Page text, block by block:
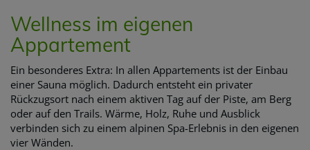
Wellness im eigenen
Appartement
Ein besonderes Extra: In allen Appartements ist der Einbau
einer Sauna möglich. Dadurch entsteht ein privater
Rückzugsort nach einem aktiven Tag auf der Piste, am Berg
oder auf den Trails. Wärme, Holz, Ruhe und Ausblick
verbinden sich zu einem alpinen Spa-Erlebnis in den eigenen
vier Wänden.